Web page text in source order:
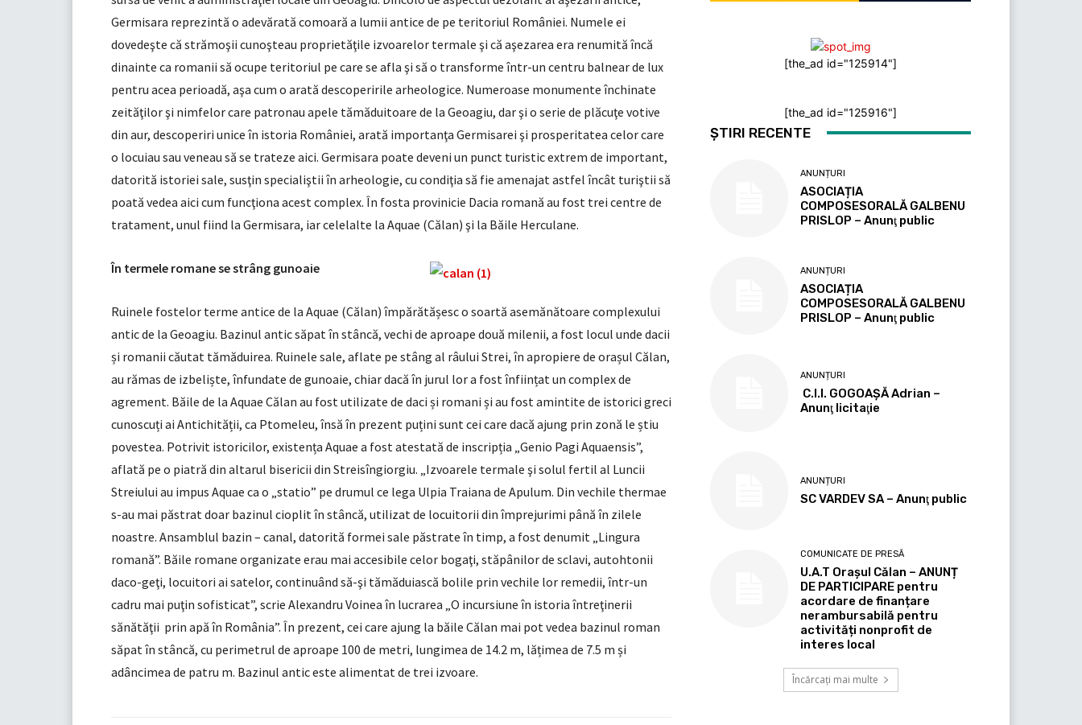
Germisara reprezintă o adevărată comoară a lumii antice de pe teritoriul României. Numele ei
dovedeşte că strămoşii cunoşteau proprietăţile izvoarelor termale şi că aşezarea era renumită încă
dinainte ca romanii să ocupe teritoriul pe care se afla şi să o transforme într-un centru bal­near de lux
pentru acea perioa­dă, aşa cum o arată desco­peririle arheologice. Numeroase monumente închinate
zeităţilor şi nimfelor care patronau apele tămăduitoare de la Geoagiu, dar şi o serie de plăcuţe votive
din aur, descoperiri unice în istoria României, arată importanţa Germisarei şi prosperitatea celor care
o locuiau sau veneau să se trateze aici. Germisara poate deveni un punct turistic extrem de important,
datorită istoriei sale, susţin specialiştii în arheologie, cu condiţia să fie amenajat astfel încât turiştii să
poată vedea aici cum funcţiona acest complex. În fosta provinicie Dacia romană au fost trei centre de
tratament, unul fiind la Germisara, iar celelalte la Aquae (Călan) şi la Băile Herculane.
În termele romane se strâng gunoaie
Ruinele fostelor terme antice de la Aquae (Călan) împărătășesc o soartă asemănătoare complexului
antic de la Geoagiu. Bazinul antic săpat în stâncă, vechi de aproape două milenii, a fost locul unde dacii
și romanii căutat tămăduirea. Ruinele sale, aflate pe stâng al râului Strei, în apropiere de orașul Călan,
au rămas de izbeliște, înfundate de gunoaie, chiar dacă în jurul lor a fost înființat un complex de
agrement. Băile de la Aquae Călan au fost utilizate de daci și romani și au fost amintite de istorici greci
cunoscuți ai Antichității, ca Ptomeleu, însă în prezent puțini sunt cei care dacă ajung prin zonă le știu
povestea. Potrivit istoricilor, existența Aquae a fost atestată de inscripția „Genio Pagi Aquaensis”,
aflată pe o piatră din altarul bisericii din Streisîngiorgiu. „Izvoarele termale şi solul fertil al Luncii
Streiului au impus Aquae ca o „statio” pe drumul ce lega Ulpia Traiana de Apulum. Din vechile thermae
s-au mai păstrat doar bazinul cioplit în stâncă, utilizat de locuitorii din împrejurimi până în zilele
noastre. Ansamblul bazin – canal, datorită formei sale păstrate în timp, a fost denumit „Lingura
romană”. Băile romane organizate erau mai accesibile celor bogaţi, stăpânilor de sclavi, autohtonii
daco-geţi, locuitori ai satelor, continuând să-şi tămăduiască bolile prin vechile lor remedii, într-un
cadru mai puţin sofisticat”, scrie Alexandru Voinea în lucrarea „O incursiune în istoria întreţinerii
sănătăţii prin apă în România”. În prezent, cei care ajung la băile Călan mai pot vedea bazinul roman
săpat în stâncă, cu perimetrul de aproape 100 de metri, lungimea de 14.2 m, lățimea de 7.5 m și
adâncimea de patru m. Bazinul antic este alimentat de trei izvoare.
[the_ad id="125914"]
[the_ad id="125916"]
ȘTIRI RECENTE
ANUNȚURI
ASOCIAȚIA
COMPOSESORALĂ GALBENU
PRISLOP – Anunţ public
ANUNȚURI
ASOCIAȚIA
COMPOSESORALĂ GALBENU
PRISLOP – Anunţ public
ANUNȚURI
C.I.I. GOGOAŞĂ Adrian –
Anunţ licitaţie
ANUNȚURI
SC VARDEV SA – Anunţ public
COMUNICATE DE PRESĂ
U.A.T Orașul Călan – ANUNȚ
DE PARTICIPARE pentru
acordare de finanțare
nerambursabilă pentru
activități nonprofit de
interes local
Încărcați mai multe